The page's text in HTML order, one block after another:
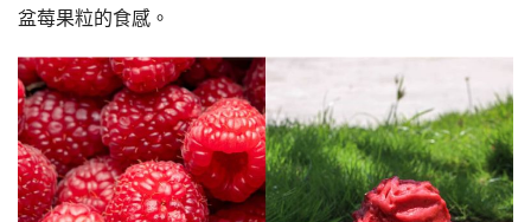
盆莓果粒的食感。